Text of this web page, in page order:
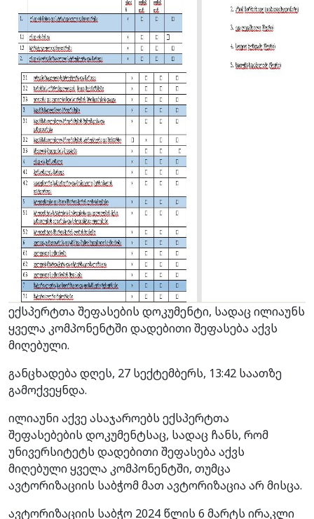
ექსპერტთა შეფასების დოკუმენტი, სადაც ილიაუნს
ყველა კომპონენტში დადებითი შეფასება აქვს
მიღებული.
განცხადება დღეს, 27 სექტემბერს, 13:42 საათზე
გამოქვეყნდა.
ილიაუნი აქვე ასაჯაროებს ექსპერტთა
შეფასებების დოკუმენტსაც, სადაც ჩანს, რომ
უნივერსიტეტს დადებითი შეფასება აქვს
მიღებული ყველა კომპონენტში, თუმცა
ავტორიზაციის საბჭომ მათ ავტორიზაცია არ მისცა.
ავტორიზაციის საბჭო 2024 წლის 6 მარტს ირაკლი